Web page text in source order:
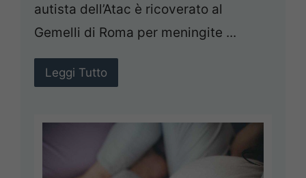
autista dell’Atac è ricoverato al
Gemelli di Roma per meningite ...
Leggi Tutto